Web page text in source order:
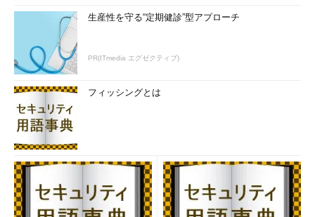
生産性を守る“定期健診”型アプローチ
PR(ITmedia エグゼクティブ)
フィッシングとは